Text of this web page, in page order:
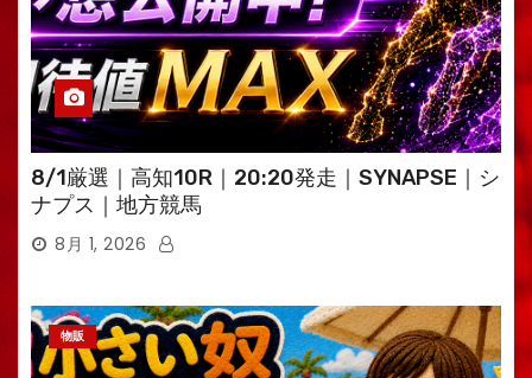
8/1厳選｜高知10R｜20:20発走｜SYNAPSE｜シ
ナプス｜地方競馬
8月 1, 2026
物販